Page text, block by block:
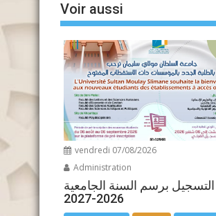
Voir aussi
vendredi 07/08/2026
Administration
التسجيل برسم السنة الجامعية
2026-2027